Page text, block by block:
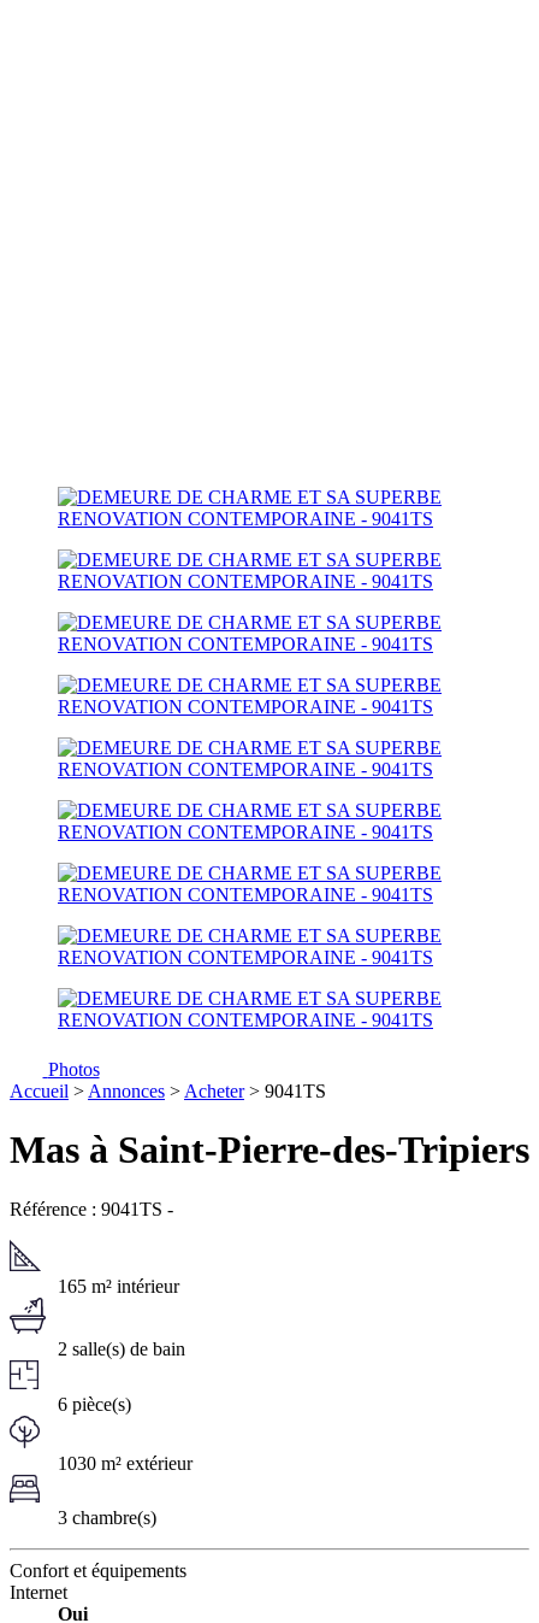
Photos
Accueil > Annonces > Acheter> 9041TS
Mas à Saint-Pierre-des-Tripiers
Référence : 9041TS -
165 m² intérieur
2 salle(s) de bain
6 pièce(s)
1030 m² extérieur
3 chambre(s)
Confort et équipements
Internet
Oui